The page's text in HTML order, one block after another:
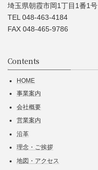
埼玉県朝霞市岡1丁目1番1号
TEL 048-463-4184
FAX 048-465-9786
Contents
HOME
事業案内
会社概要
営業案内
沿革
理念・ご挨拶
地図・アクセス